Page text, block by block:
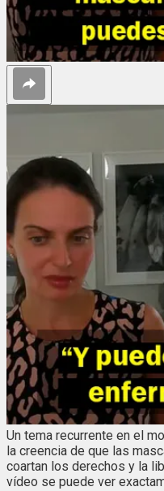
Un tema recurrente en el
la creencia de que las
coartan los derechos y la
vídeo se puede ver